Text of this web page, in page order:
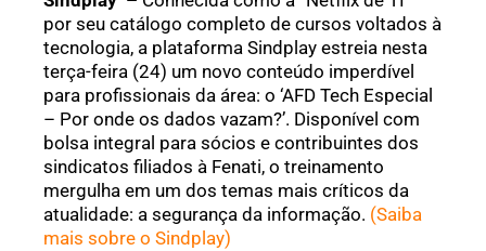
por seu catálogo completo de cursos voltados à
tecnologia, a plataforma Sindplay estreia nesta
terça-feira (24) um novo conteúdo imperdível
para profissionais da área: o ‘AFD Tech Especial
– Por onde os dados vazam?’. Disponível com
bolsa integral para sócios e contribuintes dos
sindicatos filiados à Fenati, o treinamento
mergulha em um dos temas mais críticos da
atualidade: a segurança da informação. (Saiba
mais sobre o Sindplay)